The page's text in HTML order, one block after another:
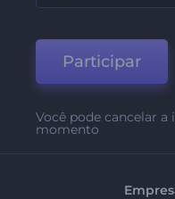
Participar
Você pode cancelar a
momento